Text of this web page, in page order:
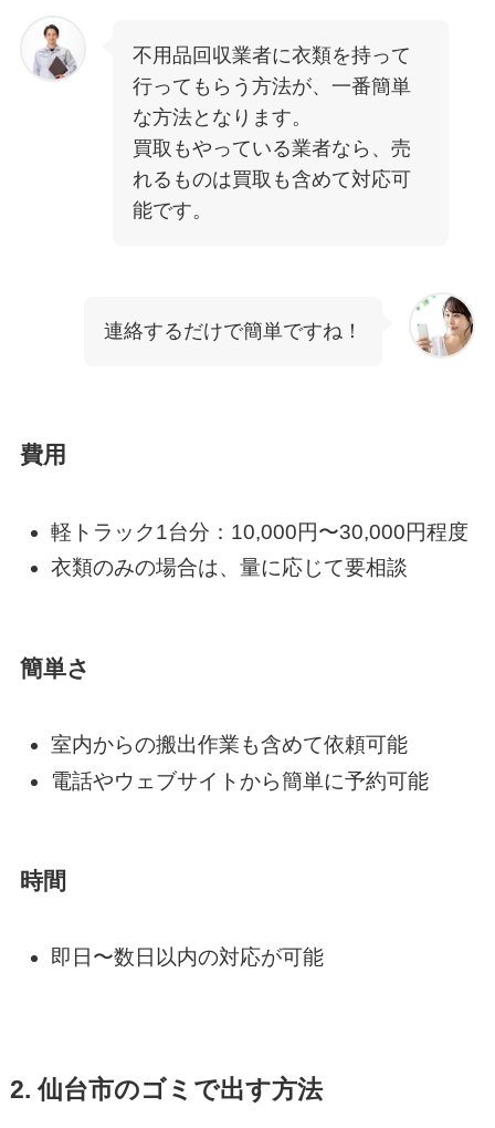
不用品回収業者に衣類を持って
行ってもらう方法が、一番簡単
な方法となります。
買取もやっている業者なら、売
れるものは買取も含めて対応可
能です。
連絡するだけで簡単ですね！
費用
軽トラック1台分：10,000円〜30,000円程度
衣類のみの場合は、量に応じて要相談
簡単さ
室内からの搬出作業も含めて依頼可能
電話やウェブサイトから簡単に予約可能
時間
即日〜数日以内の対応が可能
2. 仙台市のゴミで出す方法